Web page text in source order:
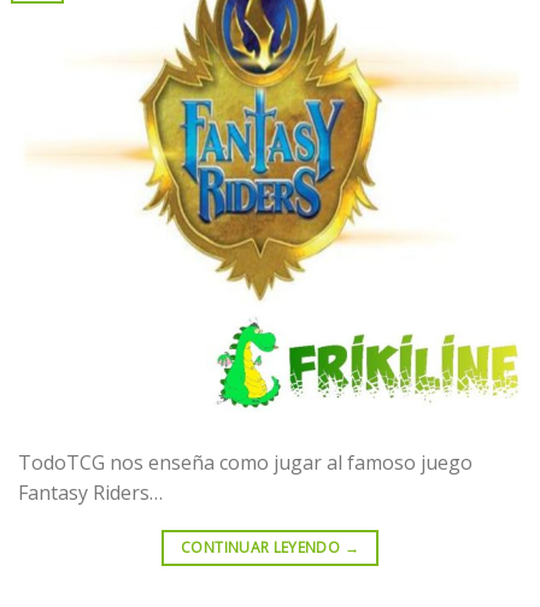
TodoTCG nos enseña como jugar al famoso juego
Fantasy Riders…
CONTINUAR LEYENDO →